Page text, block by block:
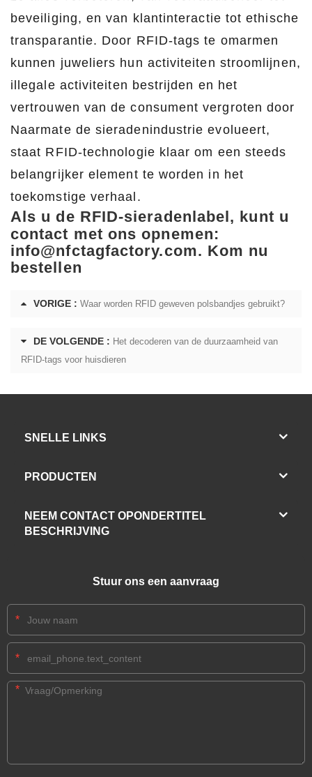
beveiliging, en van klantinteractie tot ethische
transparantie. Door RFID-tags te omarmen
kunnen juweliers hun activiteiten stroomlijnen,
illegale activiteiten bestrijden en het
vertrouwen van de consument vergroten door
Naarmate de sieradenindustrie evolueert,
staat RFID-technologie klaar om een ​​steeds
belangrijker element te worden in het
toekomstige verhaal.
Als u de RFID-sieradenlabel, kunt u
contact met ons opnemen:
info@nfctagfactory.com. Kom nu
bestellen
VORIGE : Waar worden RFID geweven polsbandjes gebruikt?
DE VOLGENDE : Het decoderen van de duurzaamheid van
RFID-tags voor huisdieren
SNELLE LINKS
PRODUCTEN
NEEM CONTACT OPONDERTITEL
BESCHRIJVING
Stuur ons een aanvraag
*
*
*